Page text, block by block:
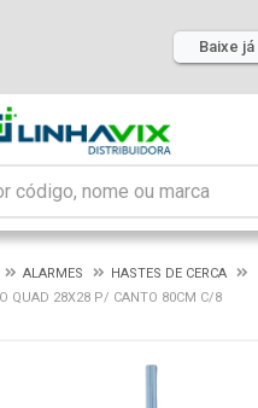
Baixe
ALARMES
HASTES DE CERCA
QUAD 28X28 P/ CANTO 80CM C/8